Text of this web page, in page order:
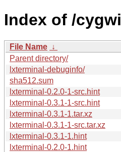
Index of /
File Name ↓
Parent directory/
lxterminal-debuginfo/
sha512.sum
lxterminal-0.2.0-1-src.hint
lxterminal-0.3.1-1-src.hint
lxterminal-0.3.1-1.tar.xz
lxterminal-0.3.1-1-src.tar.xz
lxterminal-0.3.1-1.hint
lxterminal-0.2.0-1.hint